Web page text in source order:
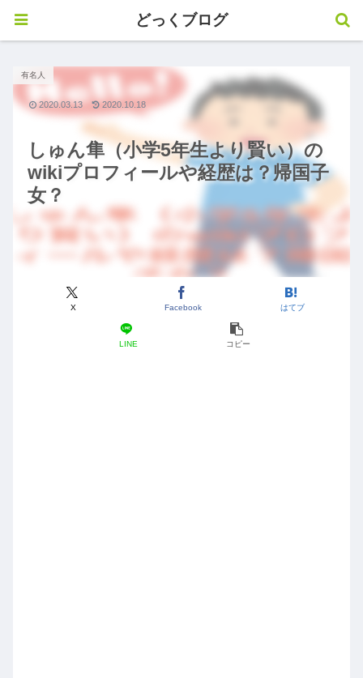
しゅん隼（小学5年生より賢い）の
wikiプロフィールや経歴は？帰国子
女？
有名人
X Facebook はてブ
LINE コピー
2020.03.13 2020.10.18
どっくブログ